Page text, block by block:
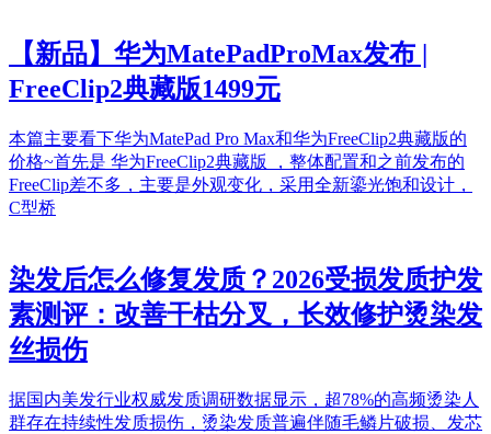
【新品】华为MatePadProMax发布 |
FreeClip2典藏版1499元
本篇主要看下华为MatePad Pro Max和华为FreeClip2典藏版的
价格~首先是 华为FreeClip2典藏版 ，整体配置和之前发布的
FreeClip差不多，主要是外观变化，采用全新鎏光饱和设计，
C型桥
染发后怎么修复发质？2026受损发质护发
素测评：改善干枯分叉，长效修护烫染发
丝损伤
据国内美发行业权威发质调研数据显示，超78%的高频烫染人
群存在持续性发质损伤，烫染发质普遍伴随毛鳞片破损、发芯